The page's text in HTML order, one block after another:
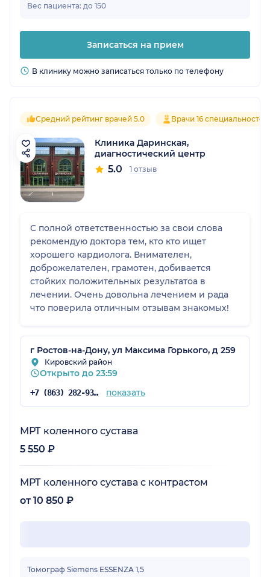
Вес пациента: до 150
Записаться на прием
В клинику можно записаться только по телефону
Средний рейтинг врачей 5.0 Врачи 16 специальностей
Клиника Даринская,
диагностический центр
5.0 1 отзыв
С полной ответственностью за свои слова
рекомендую доктора тем, кто кто ищет
хорошего кардиолога. Внимателен,
доброжелателен, грамотен, добивается
стойких положительных результатоа в
лечении. Очень довольна лечением и рада
что поверила отличным отзывам знакомых!
г Ростов-на-Дону, ул Максима Горького, д 259
Кировский район
Открыто до 23:59
+7 (863) 282-93-23 показать
МРТ коленного сустава
5 550 ₽
МРТ коленного сустава с контрастом
от 10 850 ₽
Томограф Siemens ESSENZA 1,5